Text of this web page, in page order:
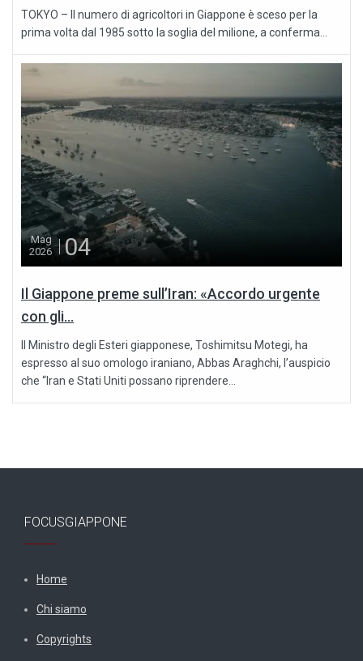
TOKYO – Il numero di agricoltori in Giappone è sceso per la
prima volta dal 1985 sotto la soglia del milione, a conferma...
Mag
2026
04
Il Giappone preme sull’Iran: «Accordo urgente
con gli...
Il Ministro degli Esteri giapponese, Toshimitsu Motegi, ha
espresso al suo omologo iraniano, Abbas Araghchi, l’auspicio
che “Iran e Stati Uniti possano riprendere...
FOCUSGIAPPONE
Home
Chi siamo
Copyrights